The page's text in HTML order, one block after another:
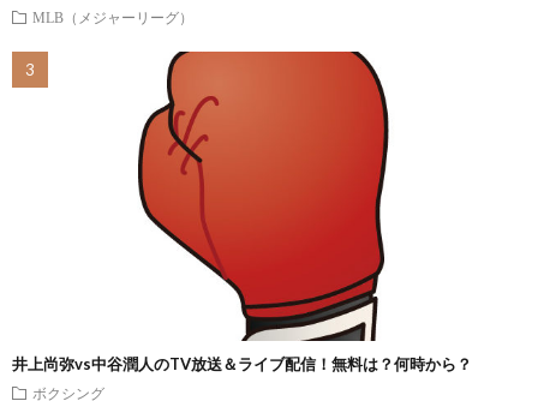
MLB（メジャーリーグ）
井上尚弥vs中谷潤人のTV放送＆ライブ配信！無料は？何時から？
ボクシング